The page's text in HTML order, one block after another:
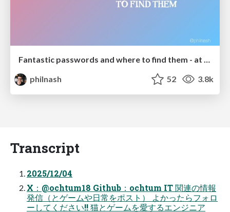
philnash
52 3.8k
Transcript
2025/12/04
X：@ochtum18 Github：ochtum IT 関連の情報
発信（とゲームや日常をポスト） よかったらフォロ
ーしてください!! 猫とゲームを愛するエンジニア